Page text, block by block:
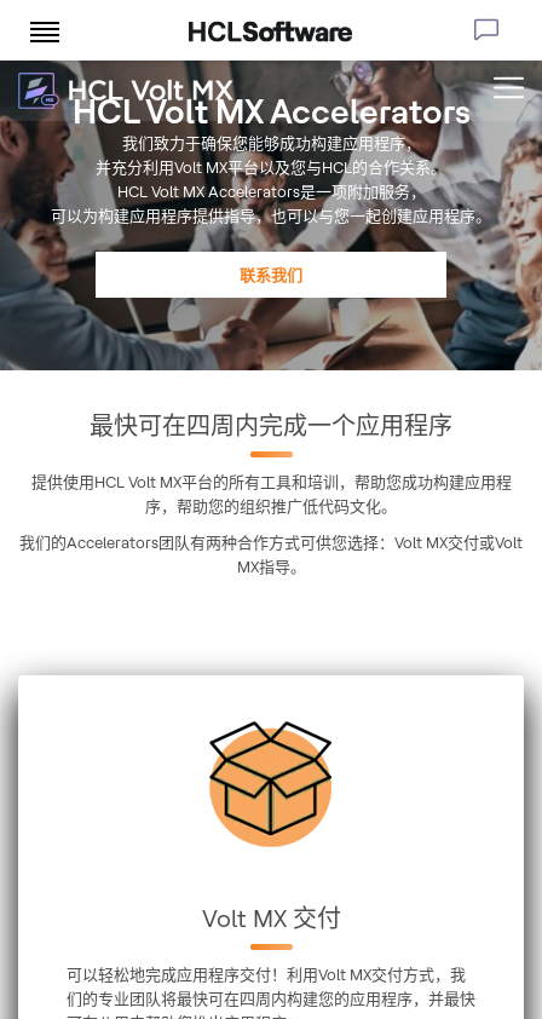
HCL Volt MX Accelerators
我们致力于确保您能够成功构建应用程序，
并充分利用Volt MX平台以及您与HCL的合作关系。
HCL Volt MX Accelerators是一项附加服务，
可以为构建应用程序提供指导，也可以与您一起创建应用程序。
联系我们
最快可在四周内完成一个应用程序
提供使用HCL Volt MX平台的所有工具和培训，帮助您成功构建应用程
序，帮助您的组织推广低代码文化。
我们的Accelerators团队有两种合作方式可供您选择：Volt MX交付或Volt
MX指导。
Volt MX 交付
可以轻松地完成应用程序交付！利用Volt MX交付方式，我
们的专业团队将最快可在四周内构建您的应用程序，并最快